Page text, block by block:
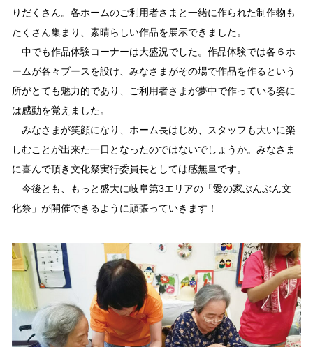
りだくさん。各ホームのご利用者さまと一緒に作られた制作物も
たくさん集まり、素晴らしい作品を展示できました。
中でも作品体験コーナーは大盛況でした。作品体験では各６ホ
ームが各々ブースを設け、みなさまがその場で作品を作るという
所がとても魅力的であり、ご利用者さまが夢中で作っている姿に
は感動を覚えました。
みなさまが笑顔になり、ホーム長はじめ、スタッフも大いに楽
しむことが出来た一日となったのではないでしょうか。みなさま
に喜んで頂き文化祭実行委員長としては感無量です。
今後とも、もっと盛大に岐阜第3エリアの「愛の家ぶんぶん文
化祭」が開催できるように頑張っていきます！